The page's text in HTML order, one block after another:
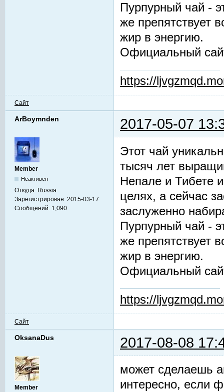
Пурпурный чай -
же препятствует
жир в энергию.
Официальный
https://
Сайт
ArBoymnden 2017-05-07
Member
Неактивен
Откуда: Russia
Зарегистрирован: 2015-03-17
Сообщений: 1,090
Этот чай
тысяч лет
Непале и Тибете
целях, а сейчас
заслуженно
Пурпурный чай -
же препятствует
жир в энергию.
Официальный
https://
Сайт
OksanaDus 2017-08-08
Member
может сделаешь
интересно, если